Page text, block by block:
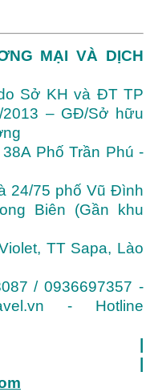
MẠI VÀ DỊCH
Sở KH và ĐT TP
2013 – GĐ/Sở hữu
Phố Trần Phú -
24/75 phố Vũ Đình
Biên (Gần khu
TT Sapa, Lào
/ 0936697357 -
- Hotline
|